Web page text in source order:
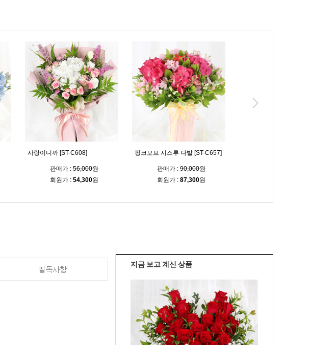
사랑이니까 [ST-C608]
판매가 : 56,000원
회원가 : 54,300원
핑크모브 시스루 다발 [ST-C657]
판매가 : 90,000원
회원가 : 87,300원
지금 보고 계신 상품